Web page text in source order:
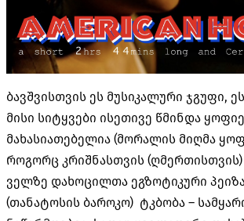
ბავშვისთვის ეს მუსიკალური ჯგუფი,
მისი სიტყვები ისეთივე წმინდა
მახასიათებელია (მორალის მიღმა
როგორც კრიშნასთვის
ველზე დახოცილთა ეგზოტიკური
(თანატოსის ბაროკო) ტკბობა –